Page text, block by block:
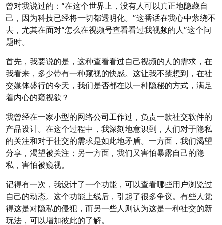
曾对我说过的：“在这个世界上，没有人可以真正地隐藏自
己，因为科技已经将一切都透明化。”这番话在我心中萦绕不
去，尤其在面对“怎么在视频号查看看过我视频的人”这个问
题时。
首先，我要说的是，这种查看看过自己视频的人的需求，在
我看来，多少带有一种窥视的快感。这让我不禁想到，在社
交媒体盛行的今天，我们是否都在以一种隐秘的方式，满足
着内心的窥视欲？
我曾经在一家小型的网络公司工作过，负责一款社交软件的
产品设计。在这个过程中，我深刻地意识到，人们对于隐私
的关注和对于社交的需求是如此地矛盾。一方面，我们渴望
分享，渴望被关注；另一方面，我们又害怕暴露自己的隐
私，害怕被窥视。
记得有一次，我设计了一个功能，可以查看哪些用户浏览过
自己的动态。这个功能上线后，引起了很多争议。有些人觉
得这是对隐私的侵犯，而另一些人则认为这是一种社交的新
玩法，可以增加彼此的了解。